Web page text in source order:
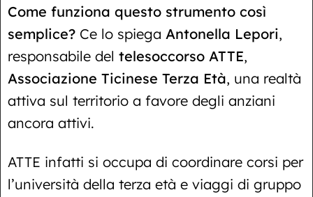
Come funziona questo strumento così
semplice? Ce lo spiega Antonella Lepori,
responsabile del telesoccorso ATTE,
Associazione Ticinese Terza Età, una realtà
attiva sul territorio a favore degli anziani
ancora attivi.
ATTE infatti si occupa di coordinare corsi per
l’università della terza età e viaggi di gruppo